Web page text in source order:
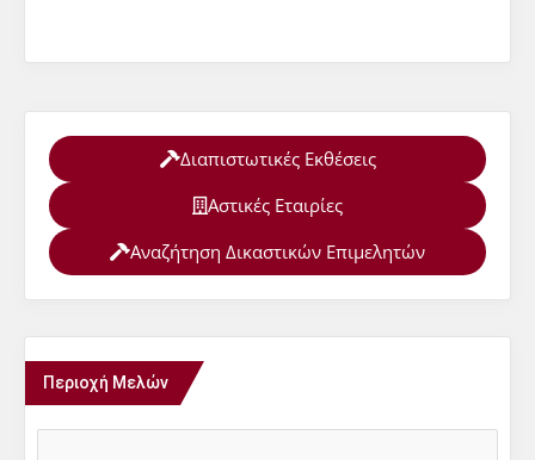
Διαπιστωτικές Εκθέσεις
Αστικές Εταιρίες
Αναζήτηση Δικαστικών Επιμελητών
Περιοχή Μελών